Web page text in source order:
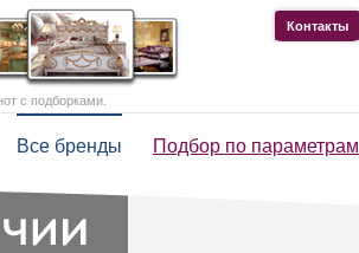
Все бренды Подбор по параметрам
Контакты
с подборками.